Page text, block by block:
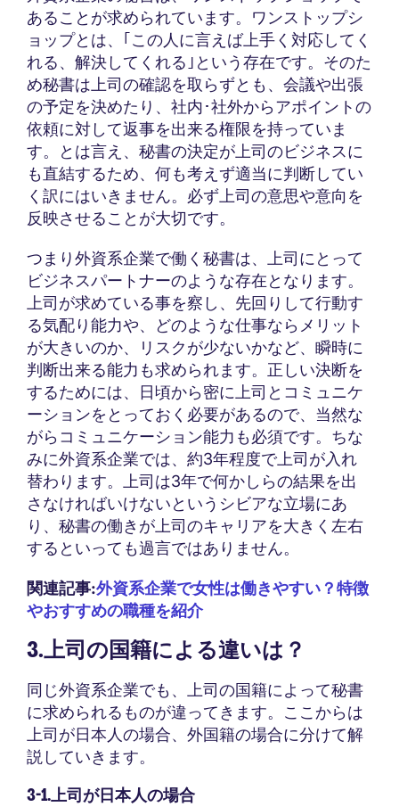
あることが求められています。ワンストップシ
ョップとは、｢この人に言えば上手く対応してく
れる、解決してくれる｣という存在です。そのた
め秘書は上司の確認を取らずとも、会議や出張
の予定を決めたり、社内･社外からアポイントの
依頼に対して返事を出来る権限を持っていま
す。とは言え、秘書の決定が上司のビジネスに
も直結するため、何も考えず適当に判断してい
く訳にはいきません。必ず上司の意思や意向を
反映させることが大切です。
つまり外資系企業で働く秘書は、上司にとって
ビジネスパートナーのような存在となります。
上司が求めている事を察し、先回りして行動す
る気配り能力や、どのような仕事ならメリット
が大きいのか、リスクが少ないかなど、瞬時に
判断出来る能力も求められます。正しい決断を
するためには、日頃から密に上司とコミュニケ
ーションをとっておく必要があるので、当然な
がらコミュニケーション能力も必須です。ちな
みに外資系企業では、約3年程度で上司が入れ
替わります。上司は3年で何かしらの結果を出
さなければいけないというシビアな立場にあ
り、秘書の働きが上司のキャリアを大きく左右
するといっても過言ではありません。
関連記事:外資系企業で女性は働きやすい？特徴
やおすすめの職種を紹介
3.上司の国籍による違いは？
同じ外資系企業でも、上司の国籍によって秘書
に求められるものが違ってきます。ここからは
上司が日本人の場合、外国籍の場合に分けて解
説していきます。
3-1.上司が日本人の場合